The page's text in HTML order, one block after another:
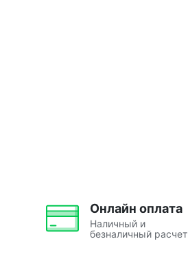
Онлайн оплата
Наличный и
безналичный расчет